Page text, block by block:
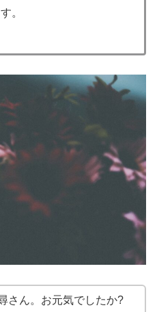
。
さん。お元気でしたか?